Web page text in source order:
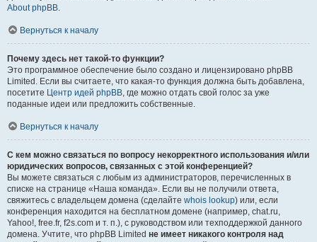
About phpBB.
Вернуться к началу
Почему здесь нет такой-то функции?
Это программное обеспечение было создано и лицензировано phpBB
Limited. Если вы считаете, что какая-то функция должна быть добавлена,
посетите Центр идей phpBB, где можно отдать свой голос за уже
поданные идеи или предложить собственные.
Вернуться к началу
С кем можно связаться по вопросу некорректного использования и/или
юридических вопросов, связанных с этой конференцией?
Вы можете связаться с любым из администраторов, перечисленных в
списке на странице «Наша команда». Если вы не получили ответа,
свяжитесь с владельцем домена (сделайте whois lookup) или, если
конференция находится на бесплатном домене (например, chat.ru,
Yahoo!, free.fr, f2s.com и т. п.), с руководством или техподдержкой данного
домена. Учтите, что phpBB Limited не имеет никакого контроля над